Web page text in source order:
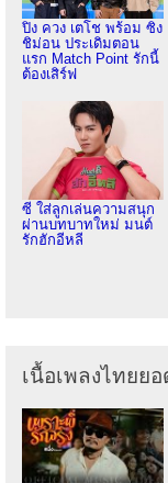
ปิง ควง เตโช พร้อม ซิง
ชิม่อน ประเดิมตอน
แรก Match Point รักนี้
ต้องเสิร์ฟ
ซี ใส่ลูกเล่นความสนุก
ผ่านบทบาทใหม่ มนต์
รักฮักอีหลี
เนื้อเพลงไทยย